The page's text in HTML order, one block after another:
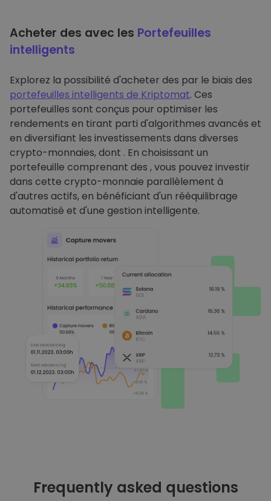
Acheter des avec les Portefeuilles
intelligents
Explorez la possibilité d'acheter des par le biais des
portefeuilles intelligents de Kriptomat. Ces
portefeuilles sont conçus pour optimiser les
rendements en tirant parti d'algorithmes avancés et
en diversifiant les investissements dans diverses
crypto-monnaies, dont . En choisissant un
portefeuille comprenant des , vous pouvez investir
dans cette crypto-monnaie parallèlement à
d'autres actifs, en bénéficiant d'un rééquilibrage
automatisé et d'une gestion intelligente.
Frequently asked questions